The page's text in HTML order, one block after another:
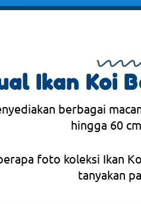
Ikan Koi
berbagai
hingga 60
foto koleksi Ikan
tanyakan